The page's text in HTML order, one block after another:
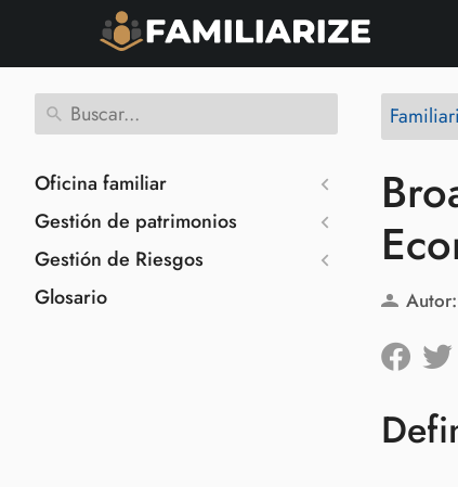
Oficina familiar
Gestión de patrimonios
Gestión de Riesgos
Glosario
Autor: